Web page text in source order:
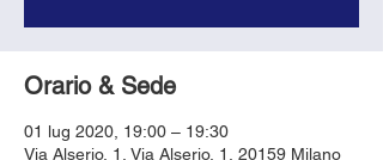
Orario & Sede
01 lug 2020, 19:00 – 19:30
Via Alserio, 1, Via Alserio, 1, 20159 Milano